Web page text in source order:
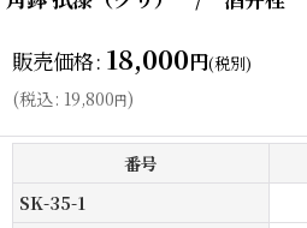
販売価格: 18,000円(税別)
(税込: 19,800円)
番号
SK-35-1